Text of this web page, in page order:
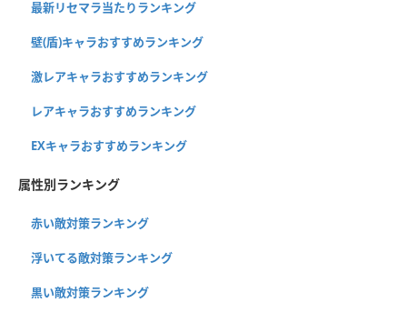
最新リセマラ当たりランキング
壁(盾)キャラおすすめランキング
激レアキャラおすすめランキング
レアキャラおすすめランキング
EXキャラおすすめランキング
属性別ランキング
赤い敵対策ランキング
浮いてる敵対策ランキング
黒い敵対策ランキング